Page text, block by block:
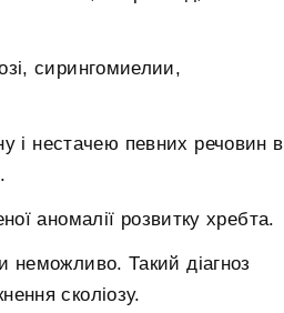
сирингомиелии,
і нестачею певних речовин в
аномалії розвитку хребта.
неможливо. Такий діагноз
сколіозу.